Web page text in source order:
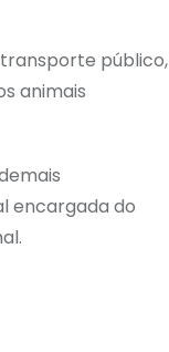
público,
animais
encargada do